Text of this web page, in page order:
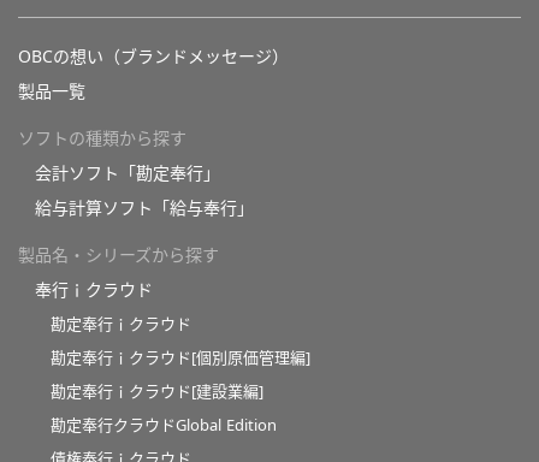
OBCの想い（ブランドメッセージ）
製品一覧
ソフトの種類から探す
会計ソフト「勘定奉行」
給与計算ソフト「給与奉行」
製品名・シリーズから探す
奉行ｉクラウド
勘定奉行ｉクラウド
勘定奉行ｉクラウド[個別原価管理編]
勘定奉行ｉクラウド[建設業編]
勘定奉行クラウドGlobal Edition
債権奉行ｉクラウド